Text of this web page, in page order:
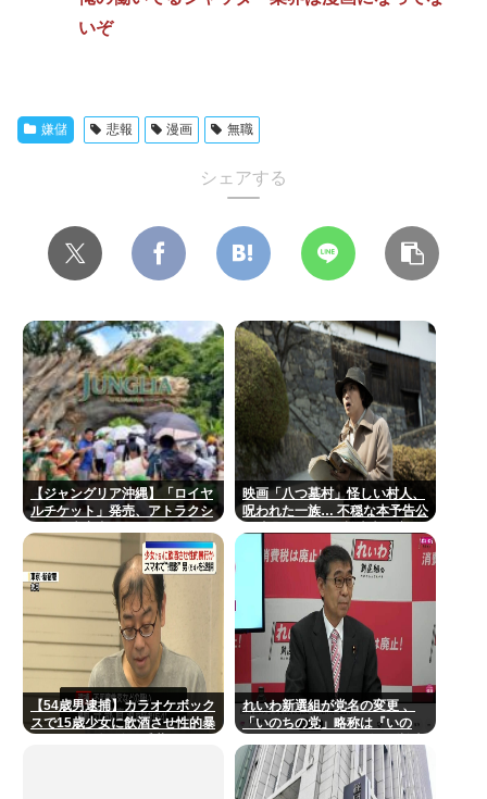
いぞ
嫌儲 悲報 漫画 無職
シェアする
【ジャングリア沖縄】「ロイヤ
ルチケット」発売、アトラクシ
飲み放題、スパ利用、駐車場無
料…大人29700円
映画「八つ墓村」怪しい村人、
呪われた一族… 不穏な本予告公
るTMG
【54歳男逮捕】カラオケボック
スで15歳少女に飲酒させ性的暴
れいわ新選組が党名の変更 、
「いのちの党」略称は『いの
に言及「ゴルゴ出馬確定」「党
首は決まり」